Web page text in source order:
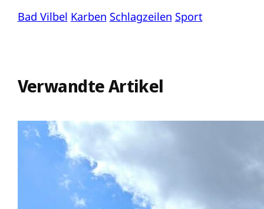
Bad Vilbel Karben Schlagzeilen Sport
Verwandte Artikel